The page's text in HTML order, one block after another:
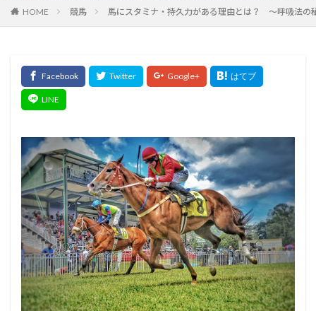
HOME 競馬 馬にスタミナ・持久力がある理由とは？ ～呼吸法の